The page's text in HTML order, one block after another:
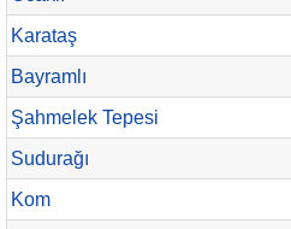
Karataş
Bayramlı
Şahmelek Tepesi
Sudurağı
Kom